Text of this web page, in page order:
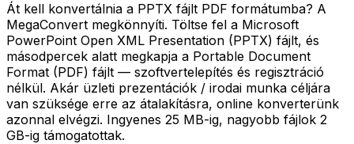
Át kell konvertálnia a PPTX fájlt PDF formátumba? A
MegaConvert megkönnyíti. Töltse fel a Microsoft
PowerPoint Open XML Presentation (PPTX) fájlt, és
másodpercek alatt megkapja a Portable Document
Format (PDF) fájlt — szoftvertelepítés és regisztráció
nélkül. Akár üzleti prezentációk / irodai munka céljára
van szüksége erre az átalakításra, online konverterünk
azonnal elvégzi. Ingyenes 25 MB-ig, nagyobb fájlok 2
GB-ig támogatottak.